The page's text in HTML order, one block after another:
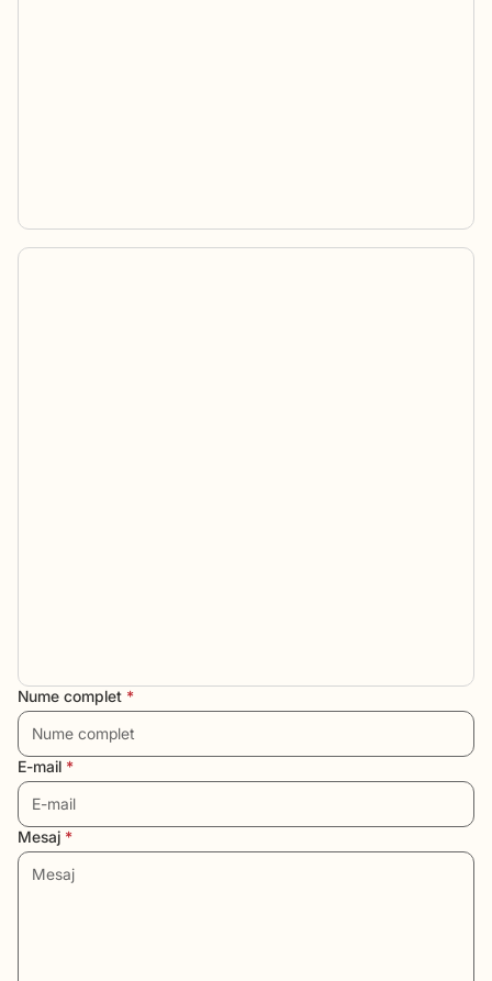
Nume complet *
E-mail *
Mesaj *